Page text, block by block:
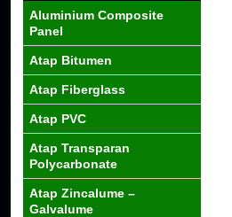
Aluminium Composite
Panel
Atap Bitumen
Atap Fiberglass
Atap PVC
Atap Transparan
Polycarbonate
Atap Zincalume –
Galvalume